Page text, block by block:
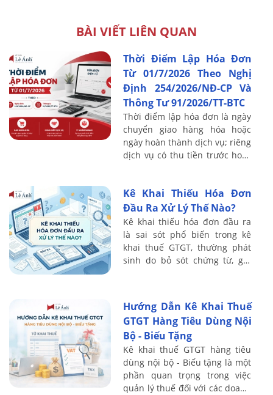
BÀI VIẾT LIÊN QUAN
Thời Điểm Lập Hóa Đơn
Từ 01/7/2026 Theo Nghị
Định 254/2026/NĐ-CP Và
Thông Tư 91/2026/TT-BTC
Thời điểm lập hóa đơn là ngày
chuyển giao hàng hóa hoặc
ngày hoàn thành dịch vụ; riêng
dịch vụ có thu tiền trước hoặc
Kê Khai Thiếu Hóa Đơn
Đầu Ra Xử Lý Thế Nào?
Kê khai thiếu hóa đơn đầu ra
là sai sót phổ biến trong kê
khai thuế GTGT, thường phát
sinh do bỏ sót chứng từ, ghi
Hướng Dẫn Kê Khai Thuế
GTGT Hàng Tiêu Dùng Nội
Bộ - Biếu Tặng
Kê khai thuế GTGT hàng tiêu
dùng nội bộ - Biếu tặng là một
phần quan trọng trong việc
quản lý thuế đối với các doanh